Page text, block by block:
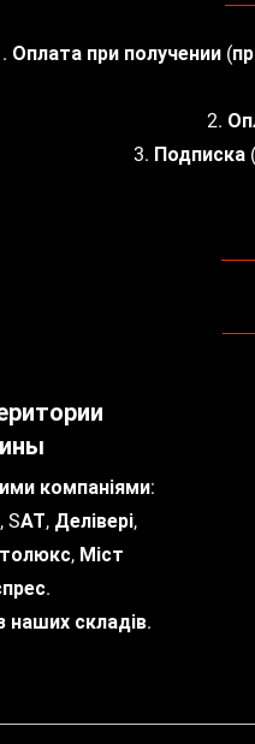
Оплата при получении
2.
3. Подписка
компаніями:
Делівері,
Міст
наших складів.